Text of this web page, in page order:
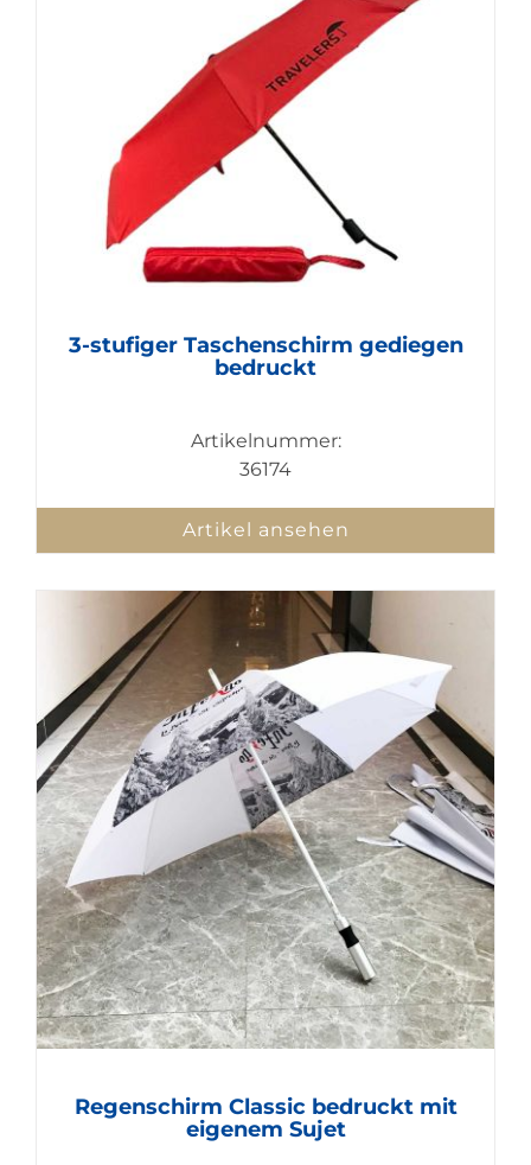
3-stufiger Taschenschirm gediegen
bedruckt
Artikelnummer:
36174
Artikel ansehen
Regenschirm Classic bedruckt mit
eigenem Sujet